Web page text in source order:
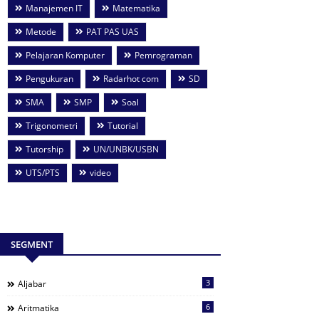
Manajemen IT
Matematika
Metode
PAT PAS UAS
Pelajaran Komputer
Pemrograman
Pengukuran
Radarhot com
SD
SMA
SMP
Soal
Trigonometri
Tutorial
Tutorship
UN/UNBK/USBN
UTS/PTS
video
SEGMENT
Aljabar 3
Aritmatika 6